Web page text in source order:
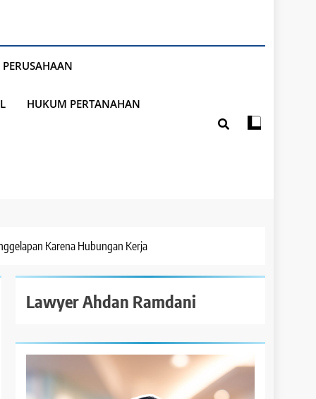
HUKUM PERTANAHAN
Karena Hubungan Kerja
Lawyer Ahdan Ramdani